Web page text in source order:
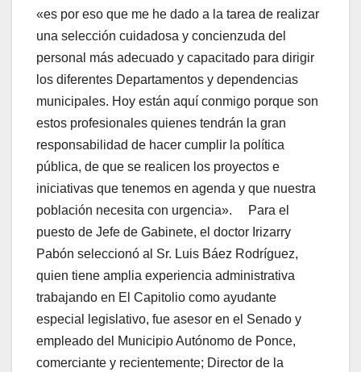
«es por eso que me he dado a la tarea de realizar
una selección cuidadosa y concienzuda del
personal más adecuado y capacitado para dirigir
los diferentes Departamentos y dependencias
municipales. Hoy están aquí conmigo porque son
estos profesionales quienes tendrán la gran
responsabilidad de hacer cumplir la política
pública, de que se realicen los proyectos e
iniciativas que tenemos en agenda y que nuestra
población necesita con urgencia». Para el
puesto de Jefe de Gabinete, el doctor Irizarry
Pabón seleccionó al Sr. Luis Báez Rodríguez,
quien tiene amplia experiencia administrativa
trabajando en El Capitolio como ayudante
especial legislativo, fue asesor en el Senado y
empleado del Municipio Autónomo de Ponce,
comerciante y recientemente; Director de la